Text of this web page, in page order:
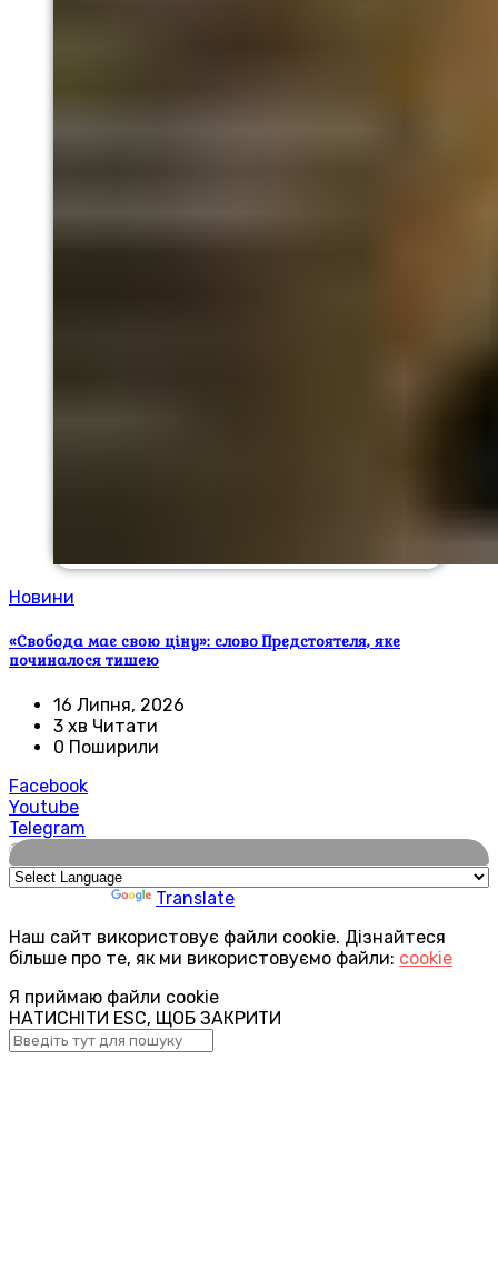
Новини
«Свобода має свою ціну»: слово Предстоятеля, яке
починалося тишею
16 Липня, 2026
3 хв Читати
0 Поширили
Facebook
Youtube
Telegram
🌍
Translate
Наш сайт використовує файли cookie. Дізнайтеся
більше про те, як ми використовуємо файли: cookie
Я приймаю файли cookie
НАТИСНІТИ ESC, ЩОБ ЗАКРИТИ